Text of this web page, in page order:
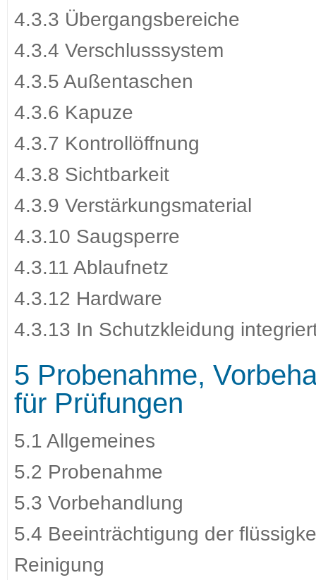
4.3.3 Übergangsbereiche
4.3.4 Verschlusssystem
4.3.5 Außentaschen
4.3.6 Kapuze
4.3.7 Kontrollöffnung
4.3.8 Sichtbarkeit
4.3.9 Verstärkungsmaterial
4.3.10 Saugsperre
4.3.11 Ablaufnetz
4.3.12 Hardware
4.3.13 In Schutzkleidung
5 Probenahme,
für Prüfungen
5.1 Allgemeines
5.2 Probenahme
5.3 Vorbehandlung
5.4 Beeinträchtigung der
Reinigung